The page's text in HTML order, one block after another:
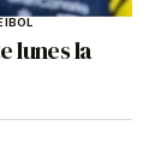
lunes la